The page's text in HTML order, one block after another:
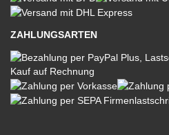
ZAHLUNGSARTEN